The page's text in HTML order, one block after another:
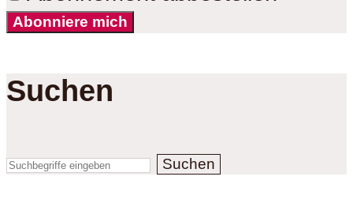
Abonniere mich
Suchen
Suchen